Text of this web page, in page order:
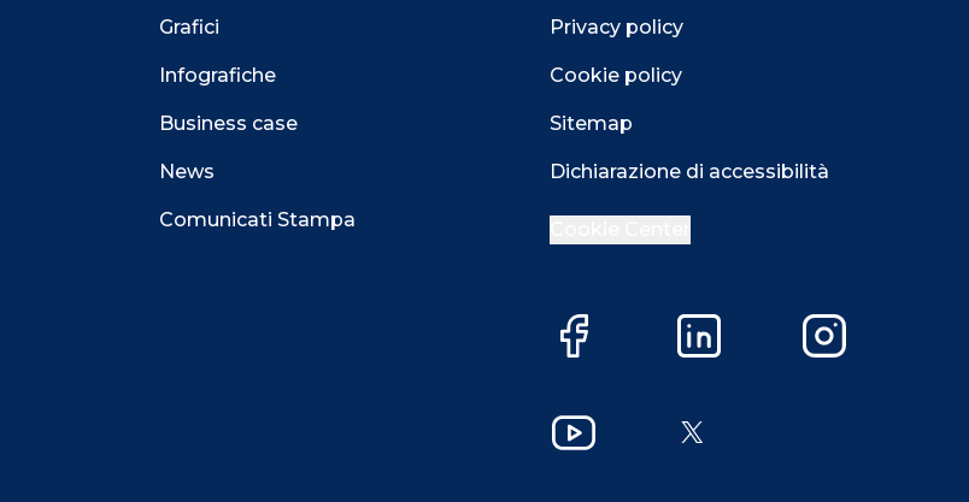
Grafici
Infografiche
Business case
News
Comunicati Stampa
Privacy policy
Cookie policy
Sitemap
Dichiarazione di accessibilità
Facebook LinkedIn Instagram
YouTube X
Accetta Più opzioni